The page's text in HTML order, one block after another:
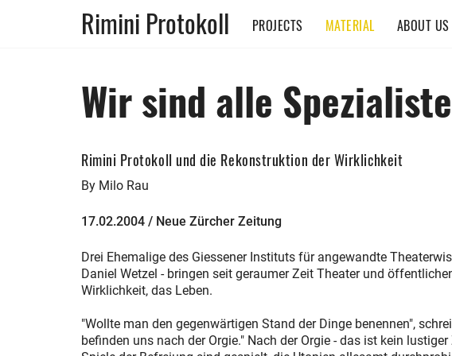
Rimini Protokoll PROJECTS MATERIAL ABOUT US
Wir sind alle
Rimini Protokoll und die Rekonstruktion der Wirklichkeit
By Milo Rau
17.02.2004 / Neue Zürcher Zeitung
Drei Ehemalige des Giessener Instituts für angewandte
Daniel Wetzel - bringen seit geraumer Zeit Theater und
Wirklichkeit, das Leben.
"Wollte man den gegenwärtigen Stand der Dinge benennen",
befinden uns nach der Orgie." Nach der Orgie - das ist kein